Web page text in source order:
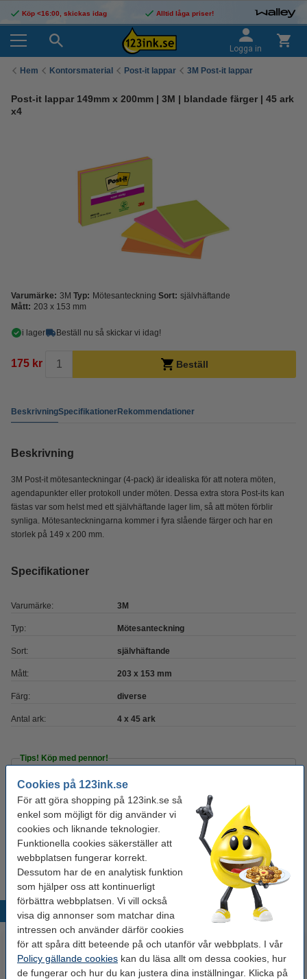
Cookies på 123ink.se
För att göra shopping på 123ink.se så
enkel som möjligt för dig använder vi
cookies och liknande teknologier.
Funktionella cookies säkerställer att
webbplatsen fungerar korrekt.
Dessutom har de en analytisk funktion
som hjälper oss att kontinuerligt
förbättra webbplatsen. Vi vill också
visa dig annonser som matchar dina
intressen och använder därför cookies
för att spåra ditt beteende på och utanför vår webbplats. I vår
Policy gällande cookies kan du läsa allt om dessa cookies, hur
de fungerar och hur du kan justera dina inställningar. Klicka på
Köp <16:00, skickas idag Alltid låga priser!
Logga in
Hem Kontorsmaterial Post-it lappar 3M Post-it lappar
Post-it lappar 149mm x 200mm | 3M | blandade färger | 45 ark
x4
Varumärke: 3M Typ: Mötesanteckning Sort: självhäftande
Mått: 203 x 153 mm
i lager Beställ nu så skickar vi idag!
175 kr Beställ
BeskrivningSpecifikationerRekommendationer
Beskrivning
3M Post-it mötesanteckningar (4-pack) är idealiska för att notera möten,
agendapunkter eller protokoll under möten. Dessa extra stora Post-its kan
fästas var som helst med ett självhäftande lager lim, så att möten förblir
synliga. Mötesanteckningarna kommer i fyra slående färger och har en
storlek på 149 x 200 mm.
Specifikationer
Varumärke: 3M
Typ: Mötesanteckning
Sort: självhäftande
Mått: 203 x 153 mm
Färg: diverse
Antal ark: 4 x 45 ark
Tips! Köp med pennor!
Bläckpenna | 123ink | gul | 10st
40 kr
Kulspetspenna | Pentel Energel BL107 | blå
29 kr
Populära produkter